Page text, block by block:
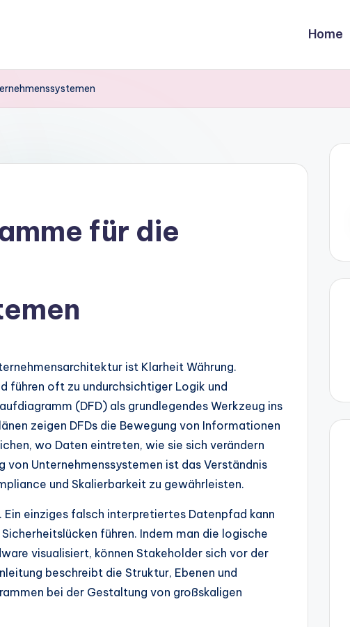
Home
für die
ist Klarheit Währung.
führen oft zu undurchsichtiger Logik und
(DFD) als grundlegendes Werkzeug ins
zeigen DFDs die Bewegung von Informationen
wo Daten eintreten, wie sie sich verändern
von Unternehmenssystemen ist das Verständnis
und Skalierbarkeit zu gewährleisten.
einziges falsch interpretiertes Datenpfad kann
führen. Indem man die logische
visualisiert, können Stakeholder sich vor der
beschreibt die Struktur, Ebenen und
bei der Gestaltung von großskaligen